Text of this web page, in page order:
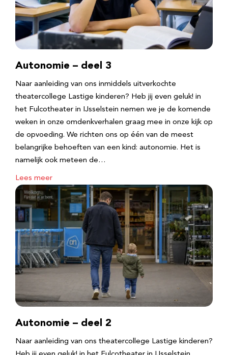
Autonomie – deel 3
Naar aanleiding van ons inmiddels uitverkochte
theatercollege Lastige kinderen? Heb jij even geluk! in
het Fulcotheater in IJsselstein nemen we je de komende
weken in onze omdenkverhalen graag mee in onze kijk op
de opvoeding. We richten ons op één van de meest
belangrijke behoeften van een kind: autonomie. Het is
namelijk ook meteen de…
Lees meer
Autonomie – deel 2
Naar aanleiding van ons theatercollege Lastige kinderen?